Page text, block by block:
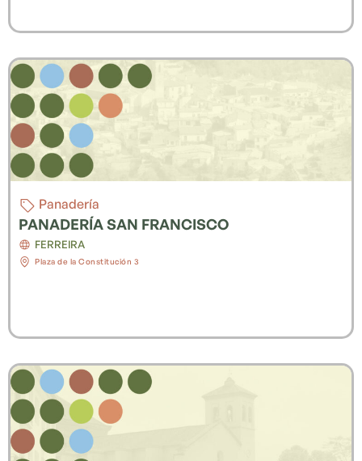
Panadería
PANADERÍA SAN FRANCISCO
FERREIRA
Plaza de la Constitución 3